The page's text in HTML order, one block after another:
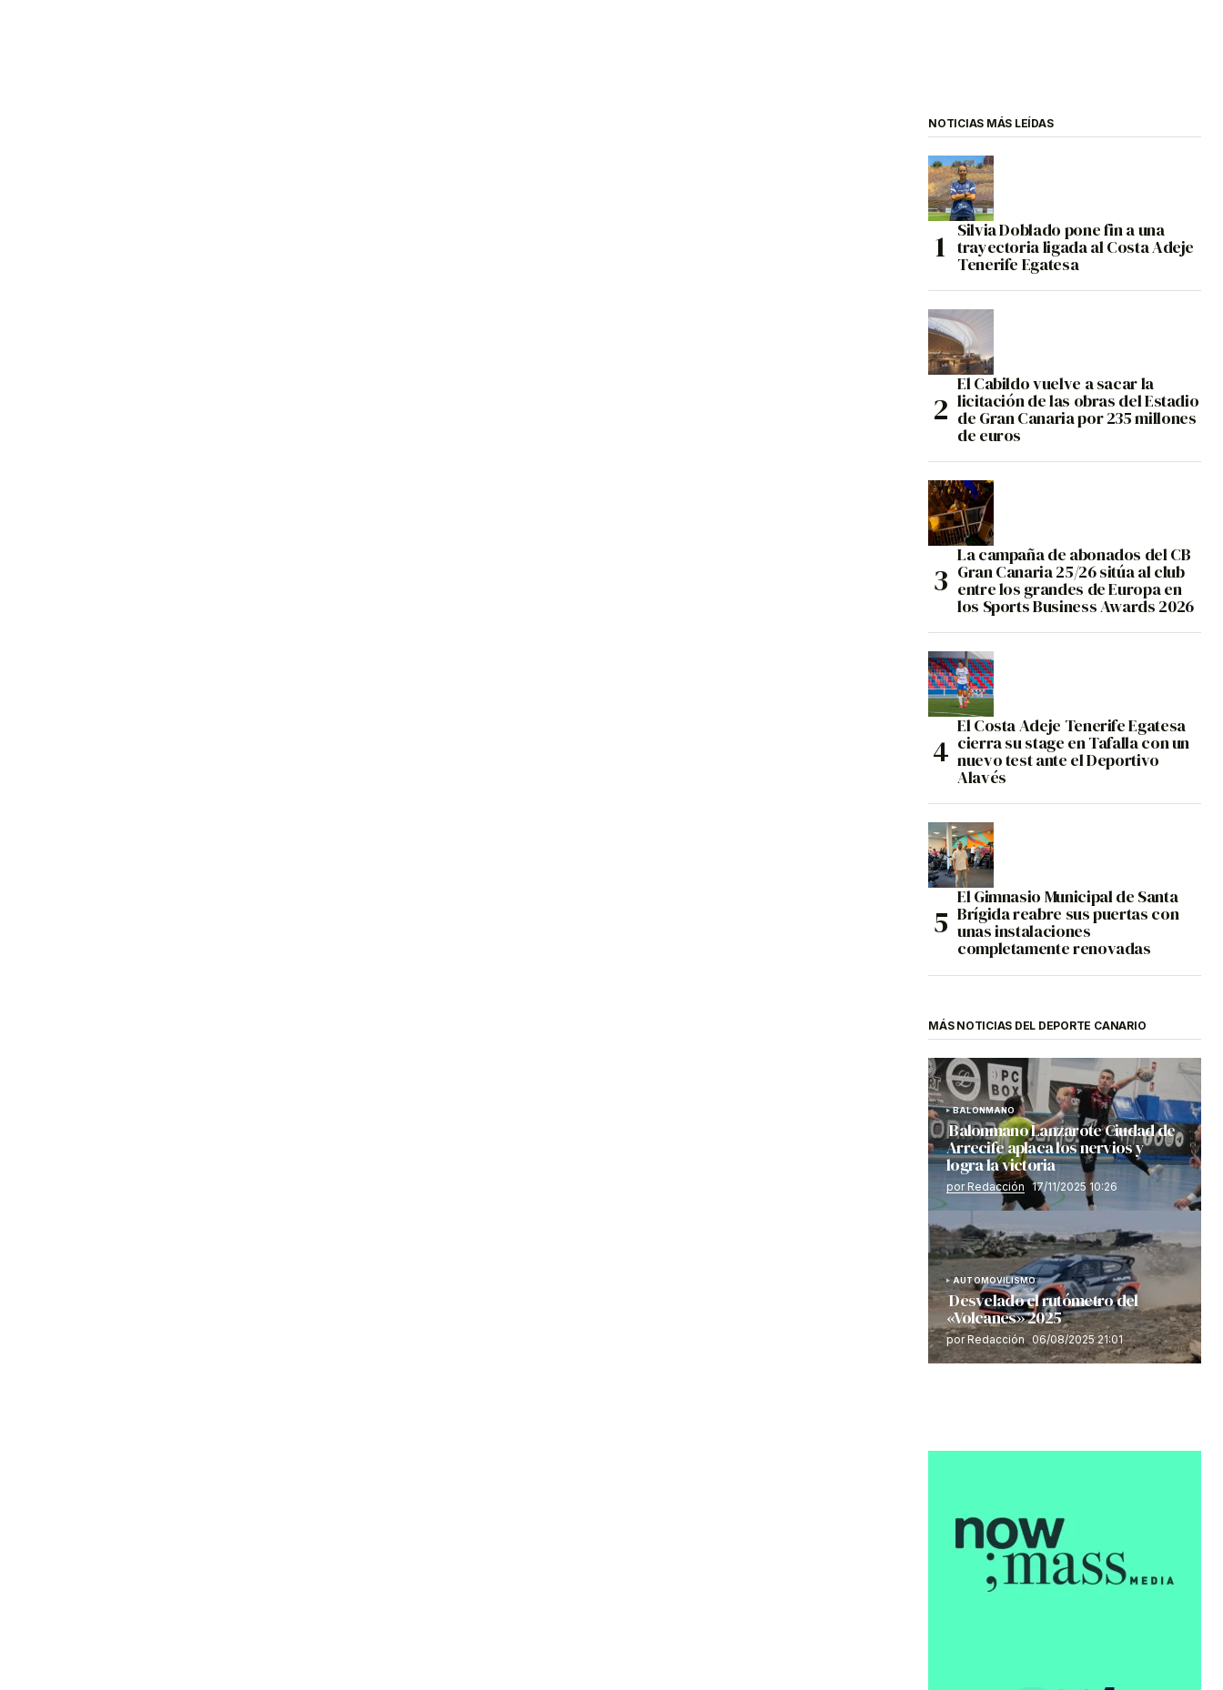
NOTICIAS MÁS LEÍDAS
Silvia Doblado pone fin a una
trayectoria ligada al Costa Adeje
Tenerife Egatesa
El Cabildo vuelve a sacar la
licitación de las obras del Estadio
de Gran Canaria por 235 millones
de euros
La campaña de abonados del CB
Gran Canaria 25/26 sitúa al club
entre los grandes de Europa en
los Sports Business Awards 2026
El Costa Adeje Tenerife Egatesa
cierra su stage en Tafalla con un
nuevo test ante el Deportivo
Alavés
El Gimnasio Municipal de Santa
Brígida reabre sus puertas con
unas instalaciones
completamente renovadas
MÁS NOTICIAS DEL DEPORTE CANARIO
BALONMANO
Balonmano Lanzarote Ciudad de
Arrecife aplaca los nervios y
logra la victoria
por Redacción 17/11/2025 10:26
AUTOMOVILISMO
Desvelado el rutómetro del
«Volcanes» 2025
por Redacción 06/08/2025 21:01